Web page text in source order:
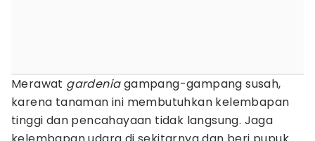
Merawat gardeniagampang-gampang susah,
karena tanaman ini membutuhkan kelembapan
tinggi dan pencahayaan tidak langsung. Jaga